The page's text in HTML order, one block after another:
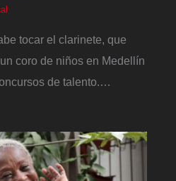
tocar el clarinete, que
coro de niños en Medellín
de talento.…